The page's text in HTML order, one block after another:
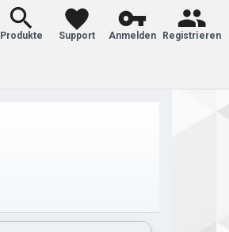
Produkte Support Anmelden Registrieren